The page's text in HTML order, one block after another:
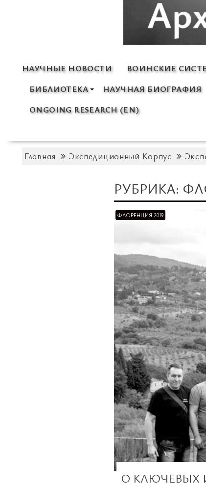
НАУЧНЫЕ НОВОСТИ ВОИНСКИЕ
БИБЛИОТЕКА
НАУЧНАЯ БИОГРАФИЯ
ONGOING RESEARCH (EN)
Главная Экспедиционный Корпус
РУБРИКА:
ФЛОРЕНЦИЯ 2019
О КЛЮЧЕВЫХ